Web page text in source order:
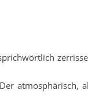
atmosphärisch,